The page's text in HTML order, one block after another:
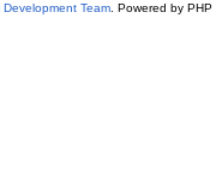
Development Team. Powered by PHP